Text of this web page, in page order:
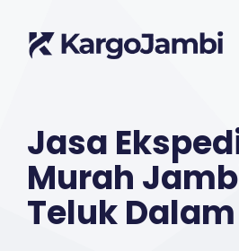
Jasa
Murah
Teluk Dalam